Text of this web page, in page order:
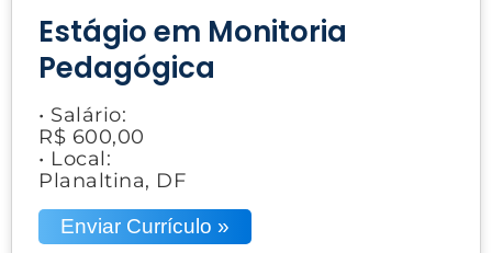
Estágio em Monitoria
Pedagógica
• Salário:
R$ 600,00
• Local:
Planaltina, DF
Enviar Currículo »